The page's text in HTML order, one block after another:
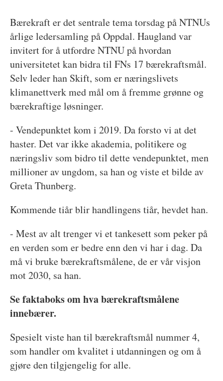
Bærekraft er det sentrale tema torsdag på NTNUs
årlige ledersamling på Oppdal. Haugland var
invitert for å utfordre NTNU på hvordan
universitetet kan bidra til FNs 17 bærekraftsmål.
Selv leder han Skift, som er næringslivets
klimanettverk med mål om å fremme grønne og
bærekraftige løsninger.
- Vendepunktet kom i 2019. Da forsto vi at det
haster. Det var ikke akademia, politikere og
næringsliv som bidro til dette vendepunktet, men
millioner av ungdom, sa han og viste et bilde av
Greta Thunberg.
Kommende tiår blir handlingens tiår, hevdet han.
- Mest av alt trenger vi et tankesett som peker på
en verden som er bedre enn den vi har i dag. Da
må vi bruke bærekraftsmålene, de er vår visjon
mot 2030, sa han.
Se faktaboks om hva bærekraftsmålene
innebærer.
Spesielt viste han til bærekraftsmål nummer 4,
som handler om kvalitet i utdanningen og om å
gjøre den tilgjengelig for alle.